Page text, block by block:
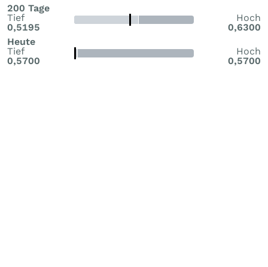
200 Tage
Tief
0,5195
Hoch
0,6300
Heute
Tief
0,5700
Hoch
0,5700